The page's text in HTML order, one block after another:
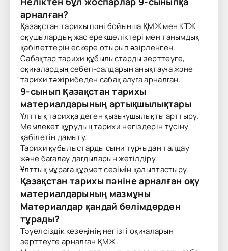
арналған?
Қазақстан тарихы пәні бойынша ҚМЖ мен КТЖ
оқушылардың жас ерекшеліктері мен танымдық
қабілеттерін ескере отырып әзірленген.
Сабақтар тарихи құбылыстарды зерттеуге,
оқиғалардың себеп-салдарын анықтауға және
тарихи тәжірибеден сабақ алуға арналған.
9-сынып Қазақстан тарихы
материалдарының артықшылықтары
Ұлттық тарихқа деген қызығушылықты арттыру.
Мемлекет құрудың тарихи негіздерін түсіну
қабілетін дамыту.
Тарихи құбылыстарды сыни тұрғыдан талдау
және бағалау дағдыларын жетілдіру.
Ұлттық мұраға құрмет сезімін қалыптастыру.
Қазақстан тарихы пәніне арналған оқу
материалдарының мазмұны
Материалдар қандай бөлімдерден
тұрады?
Тәуелсіздік кезеңінің негізгі оқиғаларын
зерттеуге арналған ҚМЖ.